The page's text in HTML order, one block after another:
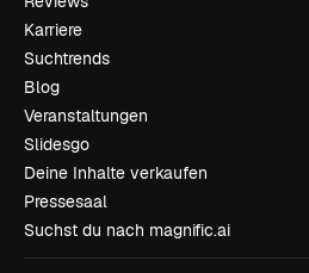
Karriere
Suchtrends
Blog
Veranstaltungen
Slidesgo
Deine Inhalte verkaufen
Pressesaal
Suchst du nach magnific.ai